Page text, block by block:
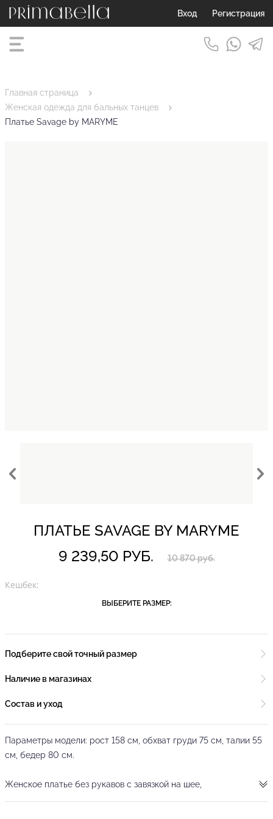
Вход Регистрация
Главная страница
Женская одежда для бальных танцев
Платье Savage by MARYME
ПЛАТЬЕ SAVAGE BY MARYME
9 239,50 РУБ.
10 870 руб.
Кешбек:
ВЫБЕРИТЕ РАЗМЕР:
Подберите свой точный размер
Наличие в магазинах
Состав и уход
Параметры модели: рост 158 см, обхват груди 75 см, талии 55
см, бедер 80 см.
Женское платье без рукавов с завязкой на шее,